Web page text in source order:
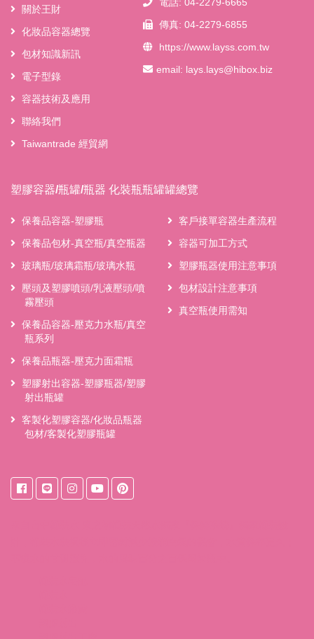
關於王財
化妝品容器總覽
包材知識新訊
電子型錄
容器技術及應用
聯絡我們
Taiwantrade 經貿網
塑膠容器/瓶罐/瓶器 化裝瓶瓶罐罐總覽
保養品容器-塑膠瓶
保養品包材-真空瓶/真空瓶器
玻璃瓶/玻璃霜瓶/玻璃水瓶
壓頭及塑膠噴頭/乳液壓頭/噴
霧壓頭
保養品容器-壓克力水瓶/真空
瓶系列
保養品瓶器-壓克力面霜瓶
塑膠射出容器-塑膠瓶器/塑膠
射出瓶罐
客製化塑膠容器/化妝品瓶器
包材/客製化塑膠瓶罐
客戶接單容器生產流程
容器可加工方式
塑膠瓶器使用注意事項
包材設計注意事項
真空瓶使用需知
傳真: 04-2279-6855
https://www.layss.com.tw
email: lays.lays@hibox.biz